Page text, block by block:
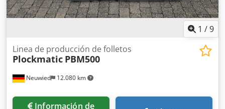
1 /9
Neuwied 12.080 km
Linea de producción de folletos
Plockmatic PBM500
Información de